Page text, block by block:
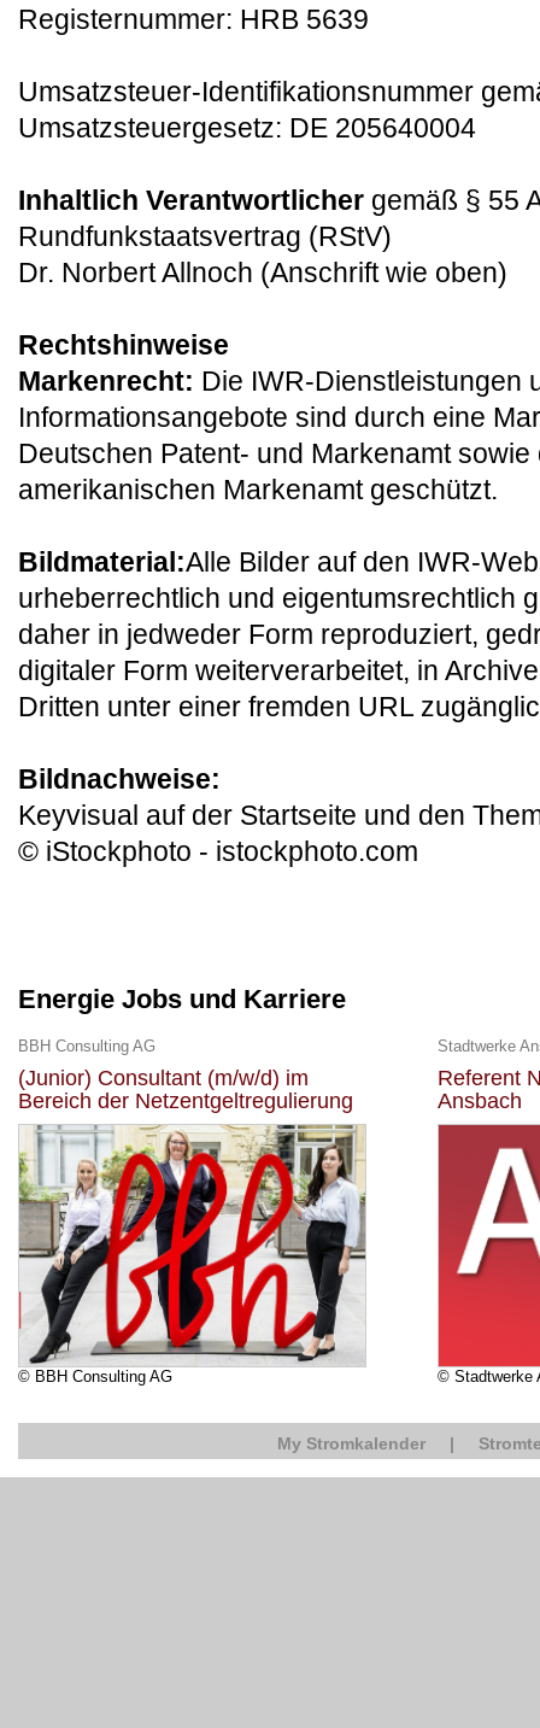
Registernummer: HRB 5639
Umsatzsteuer-Identifikationsnummer
Umsatzsteuergesetz: DE 205640004
Inhaltlich Verantwortlicher gemäß § 55
Rundfunkstaatsvertrag (RStV)
Dr. Norbert Allnoch (Anschrift wie oben)
Rechtshinweise
Markenrecht: Die IWR-Dienstleistungen
Informationsangebote sind durch eine
Deutschen Patent- und Markenamt
amerikanischen Markenamt geschützt.
Bildmaterial:Alle Bilder auf den IWR-
urheberrechtlich und eigentumsrechtlich
daher in jedweder Form reproduziert,
digitaler Form weiterverarbeitet, in
Dritten unter einer fremden URL
Bildnachweise:
Keyvisual auf der Startseite und den
© iStockphoto - istockphoto.com
Energie Jobs und Karriere
BBH Consulting AG
(Junior) Consultant (m/w/d) im
Bereich der Netzentgeltregulierung
© BBH Consulting AG
Stadtwerke
Referent
Ansbach
© Stadtwerke
My Stromkalender |